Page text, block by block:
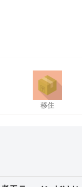
移住